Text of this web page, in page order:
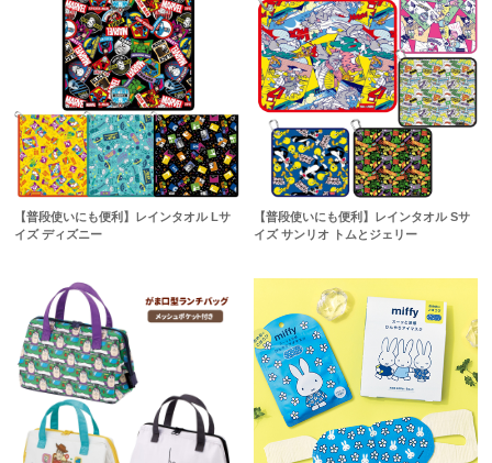
【普段使いにも便利】レインタオル Lサ
イズ ディズニー
【普段使いにも便利】レインタオル Sサ
イズ サンリオ トムとジェリー